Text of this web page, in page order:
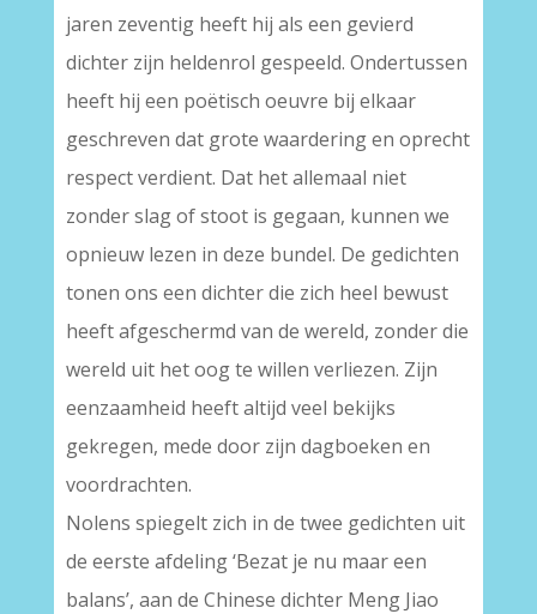
jaren zeventig heeft hij als een gevierd
dichter zijn heldenrol gespeeld. Ondertussen
heeft hij een poëtisch oeuvre bij elkaar
geschreven dat grote waardering en oprecht
respect verdient. Dat het allemaal niet
zonder slag of stoot is gegaan, kunnen we
opnieuw lezen in deze bundel. De gedichten
tonen ons een dichter die zich heel bewust
heeft afgeschermd van de wereld, zonder die
wereld uit het oog te willen verliezen. Zijn
eenzaamheid heeft altijd veel bekijks
gekregen, mede door zijn dagboeken en
voordrachten.
Nolens spiegelt zich in de twee gedichten uit
de eerste afdeling ‘Bezat je nu maar een
balans’, aan de Chinese dichter Meng Jiao